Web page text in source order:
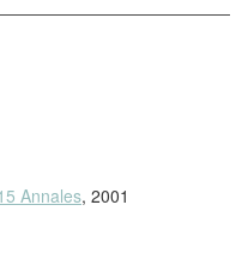
Annales, 2001